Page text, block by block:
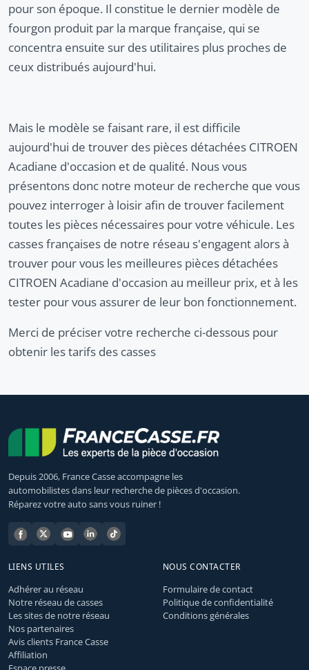
pour son époque. Il constitue le dernier modèle de
fourgon produit par la marque française, qui se
concentra ensuite sur des utilitaires plus proches de
ceux distribués aujourd'hui.
Mais le modèle se faisant rare, il est difficile
aujourd'hui de trouver des pièces détachées CITROEN
Acadiane d'occasion et de qualité. Nous vous
présentons donc notre moteur de recherche que vous
pouvez interroger à loisir afin de trouver facilement
toutes les pièces nécessaires pour votre véhicule. Les
casses françaises de notre réseau s'engagent alors à
trouver pour vous les meilleures pièces détachées
CITROEN Acadiane d'occasion au meilleur prix, et à les
tester pour vous assurer de leur bon fonctionnement.
Merci de préciser votre recherche ci-dessous pour
obtenir les tarifs des casses
Depuis 2006, France Casse accompagne les
automobilistes dans leur recherche de pièces d'occasion.
Réparez votre auto sans vous ruiner !
LIENS UTILES
Adhérer au réseau
Notre réseau de casses
Les sites de notre réseau
Nos partenaires
Avis clients France Casse
Affiliation
NOUS CONTACTER
Formulaire de contact
Politique de confidentialité
Conditions générales